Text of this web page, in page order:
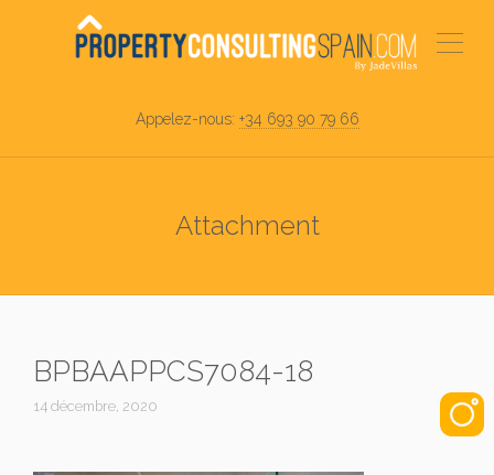
Appelez-nous: +34 693 90 79 66
Attachment
BPBAAPPCS7084-18
14 décembre, 2020